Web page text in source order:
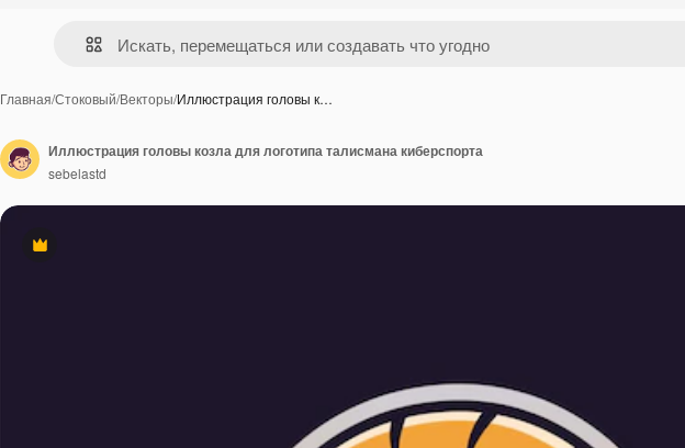
Главная/Стоковый/Векторы/Иллюстрация головы к…
Премиум
Иллюстрация головы козла для логотипа талисмана киберспорта
sebelastd